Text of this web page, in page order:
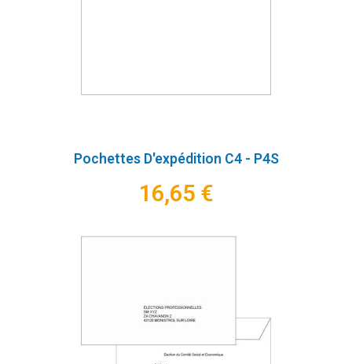
Pochettes D'expédition C4 - P4S
16,65 €